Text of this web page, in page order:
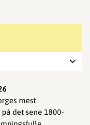
mest
det sene 1800-